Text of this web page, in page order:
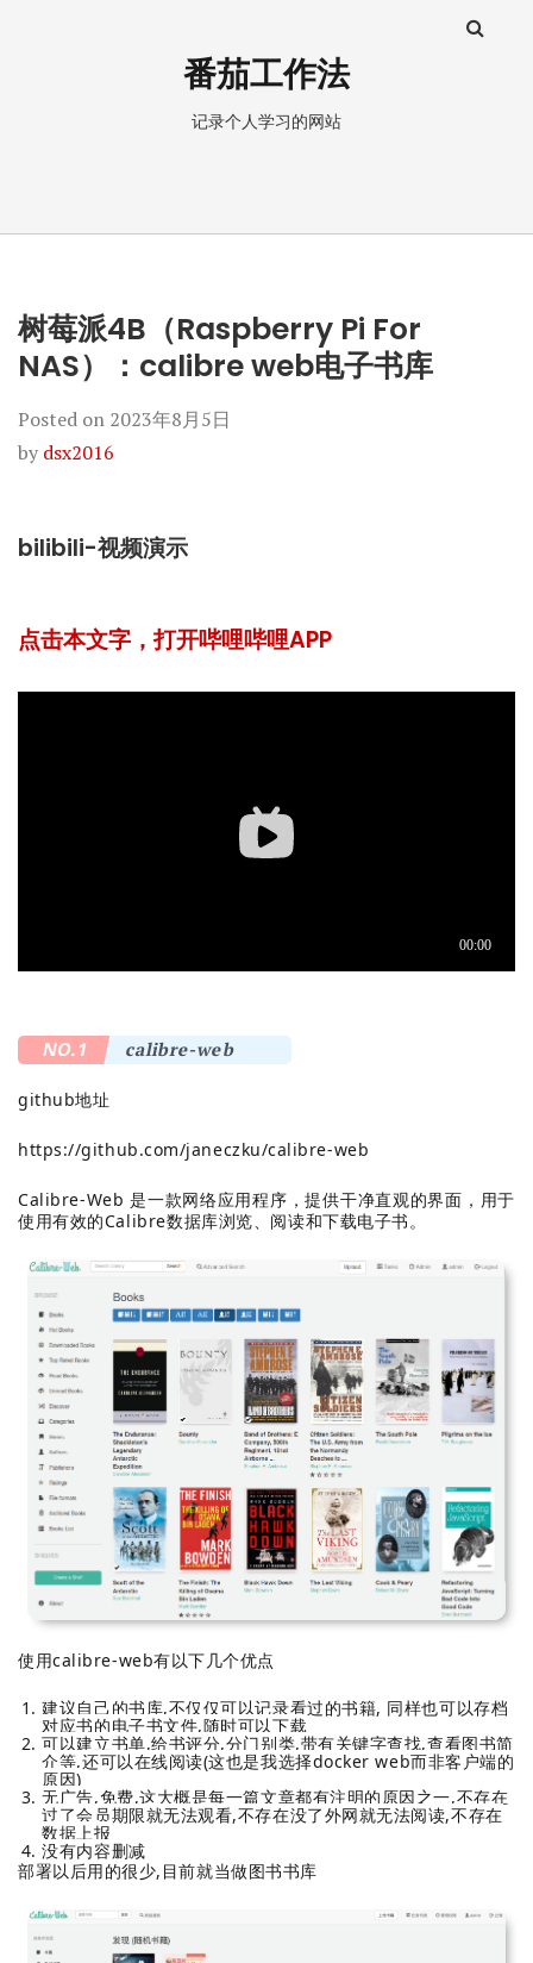
番茄工作法
记录个人学习的网站
树莓派4B（Raspberry Pi For
NAS）：calibre web电子书库
Posted on 2023年8月5日
by dsx2016
bilibili-视频演示
点击本文字，打开哔哩哔哩APP
NO.1 calibre-web
github地址
https://github.com/janeczku/calibre-web
Calibre-Web 是一款网络应用程序，提供干净直观的界面，用于
使用有效的Calibre数据库浏览、阅读和下载电子书。
使用calibre-web有以下几个优点
建议自己的书库,不仅仅可以记录看过的书籍, 同样也可以存档
对应书的电子书文件,随时可以下载
可以建立书单,给书评分,分门别类,带有关键字查找,查看图书简
介等,还可以在线阅读(这也是我选择docker web而非客户端的
原因)
无广告,免费,这大概是每一篇文章都有注明的原因之一,不存在
过了会员期限就无法观看,不存在没了外网就无法阅读,不存在
数据上报
没有内容删减
部署以后用的很少,目前就当做图书书库